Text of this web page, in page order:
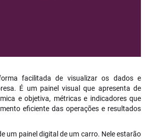
facilitada de visualizar os dados e
É um painel visual que apresenta de
e objetiva, métricas e indicadores que
eficiente das operações e resultados
um painel digital de um carro. Nele estarão